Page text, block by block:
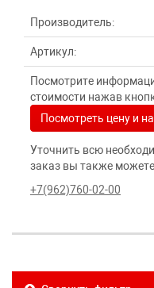
Производитель:
Артикул:
Посмотрите
стоимости нажав
Посмотреть цену и
Уточнить всю
заказ вы также
+7(962)760-02-00